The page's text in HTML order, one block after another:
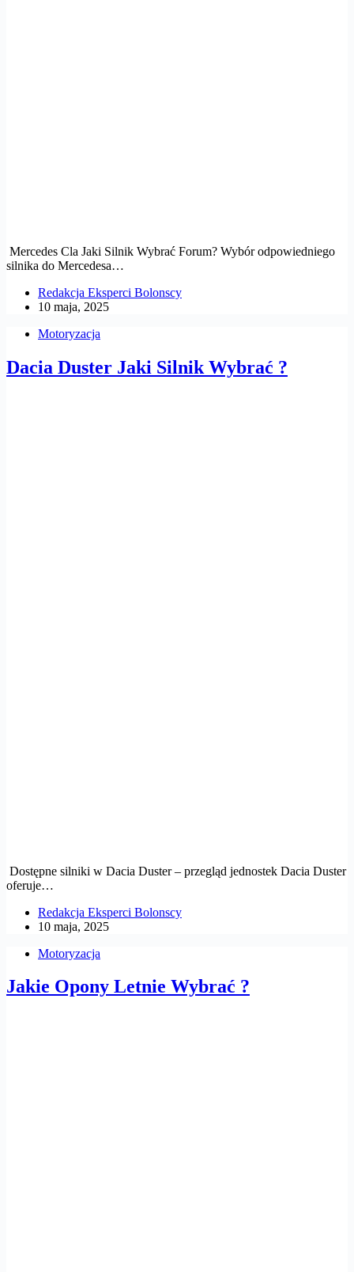
Mercedes Cla Jaki Silnik Wybrać Forum? Wybór odpowiedniego
silnika do Mercedesa…
Redakcja Eksperci Bolonscy
10 maja, 2025
Motoryzacja
Dacia Duster Jaki Silnik Wybrać ?
Dostępne silniki w Dacia Duster – przegląd jednostek Dacia Duster
oferuje…
Redakcja Eksperci Bolonscy
10 maja, 2025
Motoryzacja
Jakie Opony Letnie Wybrać ?